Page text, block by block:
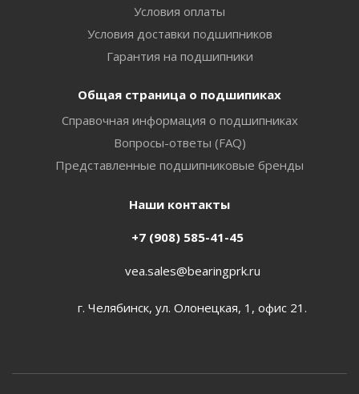
Условия оплаты
Условия доставки подшипников
Гарантия на подшипники
Общая страница о подшипиках
Справочная информация о подшипниках
Вопросы-ответы (FAQ)
Представленные подшипниковые бренды
Наши контакты
+7 (908) 585-41-45
vea.sales@bearingprk.ru
г. Челябинск, ул. Олонецкая, 1, офис 21.